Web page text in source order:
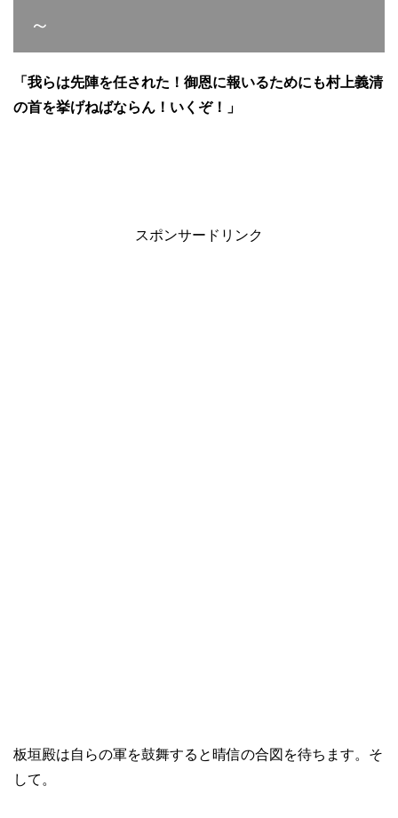
～
「我らは先陣を任された！御恩に報いるためにも村上義清
の首を挙げねばならん！いくぞ！」
スポンサードリンク
板垣殿は自らの軍を鼓舞すると晴信の合図を待ちます。そ
して。